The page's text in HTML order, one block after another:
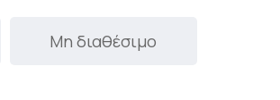
Μη διαθέσιμο